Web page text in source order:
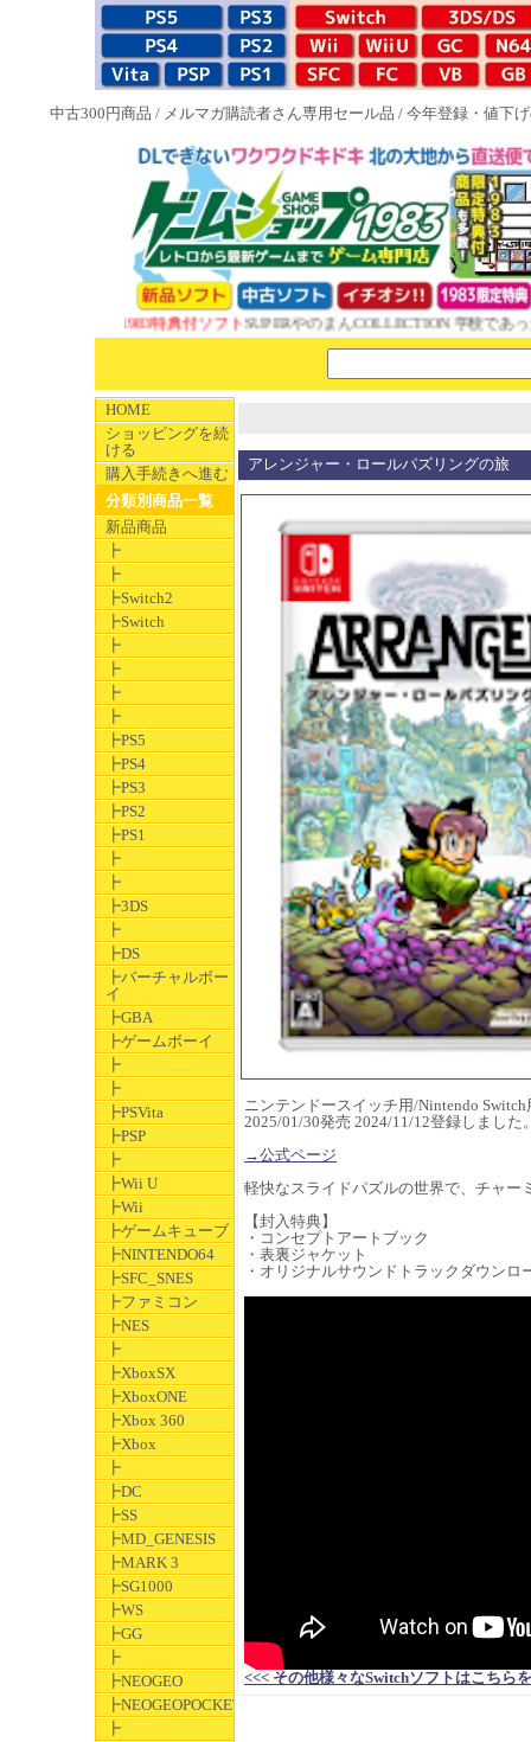
中古300円商品 / メルマガ購読者さん専用セール品 / 今年登録・値下
NEW 1983特典付ソフトSUPERやのまんCOLLECTION 学校であった怖
HOME
ショッピングを続
ける
購入手続きへ進む
分類別商品一覧
新品商品
┣
┣
┣Switch2
┣Switch
┣
┣
┣
┣
┣PS5
┣PS4
┣PS3
┣PS2
┣PS1
┣
┣
┣3DS
┣
┣DS
┣バーチャルボー
イ
┣GBA
┣ゲームボーイ
┣
┣
┣PSVita
┣PSP
┣
┣Wii U
┣Wii
┣ゲームキューブ
┣NINTENDO64
┣SFC_SNES
┣ファミコン
┣NES
┣
┣XboxSX
┣XboxONE
┣Xbox 360
┣Xbox
┣
┣DC
┣SS
┣MD_GENESIS
┣MARK 3
┣SG1000
┣WS
┣GG
┣
┣NEOGEO
┣NEOGEOPOCKET
┣
アレンジャー・ロールパズリングの旅
ニンテンドースイッチ用/Nintendo
2025/01/30発売 2024/11/12登録しました
→公式ページ
軽快なスライドパズルの世界で、チャー
【封入特典】
・コンセプトアートブック
・表裏ジャケット
・オリジナルサウンドトラックダウンロ
<<< その他様々なSwitchソフトはこちら